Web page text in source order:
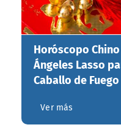
Horóscopo
Ángeles Lasso
Caballo de Fuego
Ver más